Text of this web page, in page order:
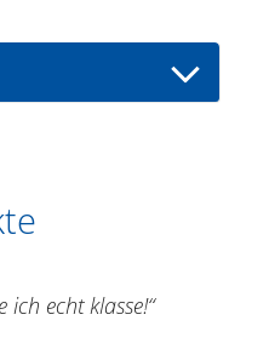
ich echt klasse!“